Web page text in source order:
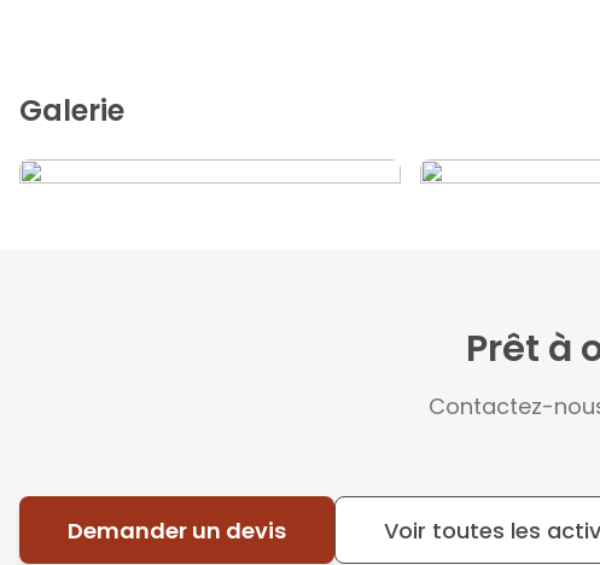
Galerie
Prêt à
Contactez-
Demander un devis Voir toutes les